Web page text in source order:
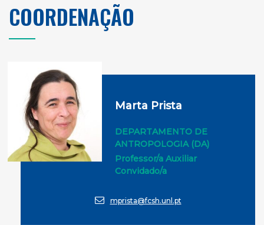
COORDENAÇÃO
Marta Prista
DEPARTAMENTO DE
ANTROPOLOGIA (DA)
Professor/a Auxiliar
Convidado/a
mprista@fcsh.unl.pt